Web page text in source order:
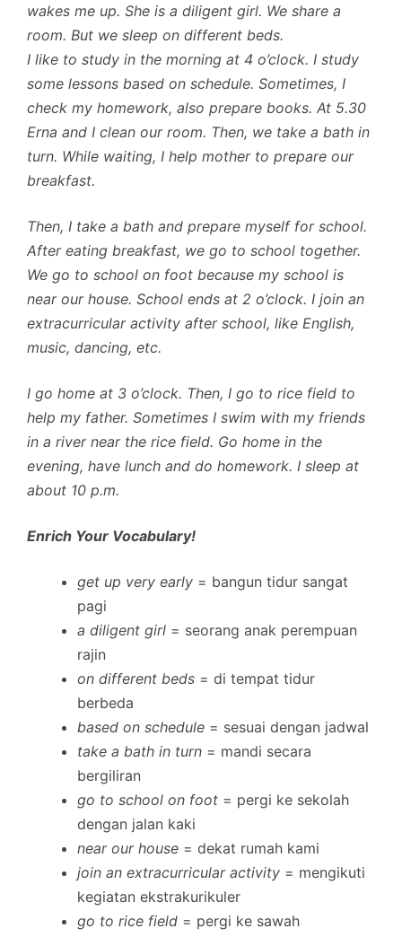
wakes me up. She is a diligent girl. We share a
room. But we sleep on different beds.
I like to study in the morning at 4 o’clock. I study
some lessons based on schedule. Sometimes, I
check my homework, also prepare books. At 5.30
Erna and I clean our room. Then, we take a bath in
turn. While waiting, I help mother to prepare our
breakfast.
Then, I take a bath and prepare myself for school.
After eating breakfast, we go to school together.
We go to school on foot because my school is
near our house. School ends at 2 o’clock. I join an
extracurricular activity after school, like English,
music, dancing, etc.
I go home at 3 o’clock. Then, I go to rice field to
help my father. Sometimes I swim with my friends
in a river near the rice field. Go home in the
evening, have lunch and do homework. I sleep at
about 10 p.m.
Enrich Your Vocabulary!
get up very early = bangun tidur sangat
pagi
a diligent girl = seorang anak perempuan
rajin
on different beds = di tempat tidur
berbeda
based on schedule = sesuai dengan jadwal
take a bath in turn = mandi secara
bergiliran
go to school on foot = pergi ke sekolah
dengan jalan kaki
near our house = dekat rumah kami
join an extracurricular activity = mengikuti
kegiatan ekstrakurikuler
go to rice field = pergi ke sawah